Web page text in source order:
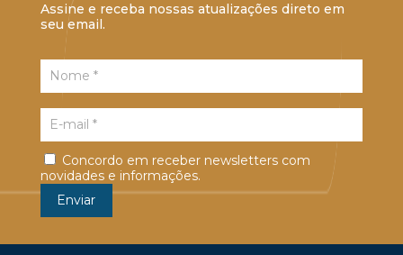
Assine e receba nossas atualizações direto em
seu email.
Concordo em receber newsletters com
novidades e informações.